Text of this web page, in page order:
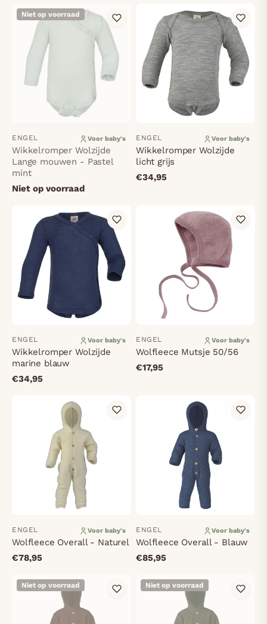
Niet op voorraad
ENGEL Voor baby's
Wikkelromper Wolzijde
Lange mouwen - Pastel
mint
Niet op voorraad
ENGEL Voor baby's
Wikkelromper Wolzijde
licht grijs
€34,95
ENGEL Voor baby's
Wikkelromper Wolzijde
marine blauw
€34,95
ENGEL Voor baby's
Wolfleece Mutsje 50/56
€17,95
ENGEL Voor baby's
Wolfleece Overall - Naturel
€78,95
ENGEL Voor baby's
Wolfleece Overall - Blauw
€85,95
Niet op voorraad Niet op voorraad